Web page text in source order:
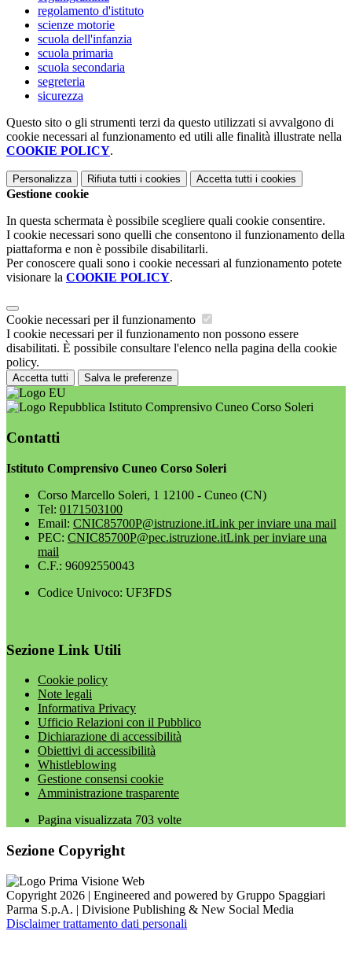
regolamento d'istituto
scienze motorie
scuola dell'infanzia
scuola primaria
scuola secondaria
segreteria
sicurezza
Questo sito o gli strumenti terzi da questo utilizzati si avvalgono di
cookie necessari al funzionamento ed utili alle finalità illustrate nella
COOKIE POLICY.
Personalizza Rifiuta tutti i cookies Accetta tutti i cookies
Gestione cookie
In questa schermata è possibile scegliere quali cookie consentire.
I cookie necessari sono quelli che consentono il funzionamento della
piattaforma e non è possibile disabilitarli.
Per conoscere quali sono i cookie necessari al funzionamento potete
visionare la COOKIE POLICY.
Cookie necessari per il funzionamento
I cookie necessari per il funzionamento non possono essere
disabilitati. È possibile consultare l'elenco nella pagina della cookie
policy.
Accetta tutti Salva le preferenze
Istituto Comprensivo Cuneo Corso Soleri
Contatti
Istituto Comprensivo Cuneo Corso Soleri
Corso Marcello Soleri, 1 12100 - Cuneo (CN)
Tel: 0171503100
Email: CNIC85700P@istruzione.itLink per inviare una mail
PEC: CNIC85700P@pec.istruzione.itLink per inviare una
mail
C.F.: 96092550043
Codice Univoco: UF3FDS
Sezione Link Utili
Cookie policy
Note legali
Informativa Privacy
Ufficio Relazioni con il Pubblico
Dichiarazione di accessibilità
Obiettivi di accessibilità
Whistleblowing
Gestione consensi cookie
Amministrazione trasparente
Pagina visualizzata 703 volte
Sezione Copyright
Copyright 2026 | Engineered and powered by Gruppo Spaggiari
Parma S.p.A. | Divisione Publishing & New Social Media
Disclaimer trattamento dati personali